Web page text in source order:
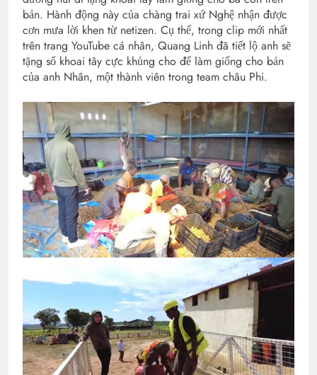
bản. Hành động này của chàng trai xứ Nghệ nhận được
cơn mưa lời khen từ netizen. Cụ thể, trong clip mới nhất
trên trang YouTube cá nhân, Quang Linh đã tiết lộ anh sẽ
tặng số khoai tây cực khủng cho để làm giống cho bản
của anh Nhân, một thành viên trong team châu Phi.